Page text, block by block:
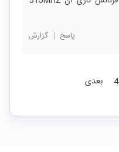
پاسخ | گزارش
4 بعدی